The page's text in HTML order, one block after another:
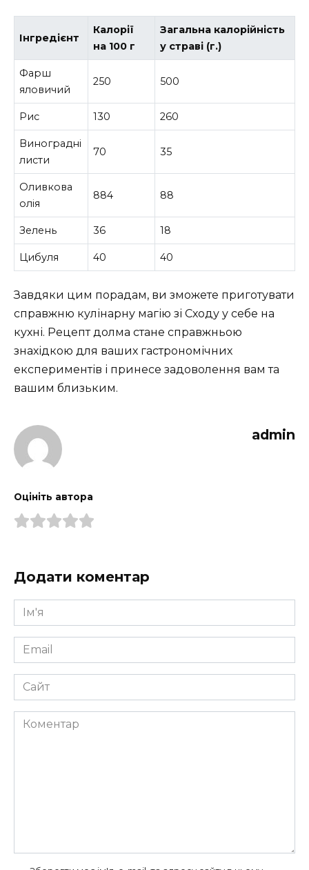
Інгредієнт
Калорії
на 100 г
Загальна калорійність
у страві (г.)
Фарш
яловичий
250 500
Рис 130 260
Виноградні
листи
70 35
Оливкова
олія
884 88
Зелень 36 18
Цибуля 40 40
Завдяки цим порадам, ви зможете приготувати
справжню кулінарну магію зі Сходу у себе на
кухні. Рецепт долма стане справжньою
знахідкою для ваших гастрономічних
експериментів і принесе задоволення вам та
вашим близьким.
admin
Оцініть автора
Додати коментар
Ім'я
*
Email
*
Сайт
Коментар